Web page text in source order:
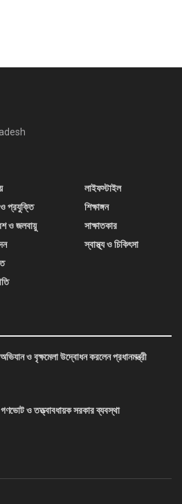
প্রযুক্তি
ও জলবায়ু
লাইফস্টাইল
শিক্ষাঙ্গন
সাক্ষাতকার
স্বাস্থ্য ও চিকিৎসা
ও বৃক্ষমেলা উদ্বোধন করলেন প্রধানমন্ত্রী
গণভোট ও তত্ত্বাবধায়ক সরকার ব্যবস্থা